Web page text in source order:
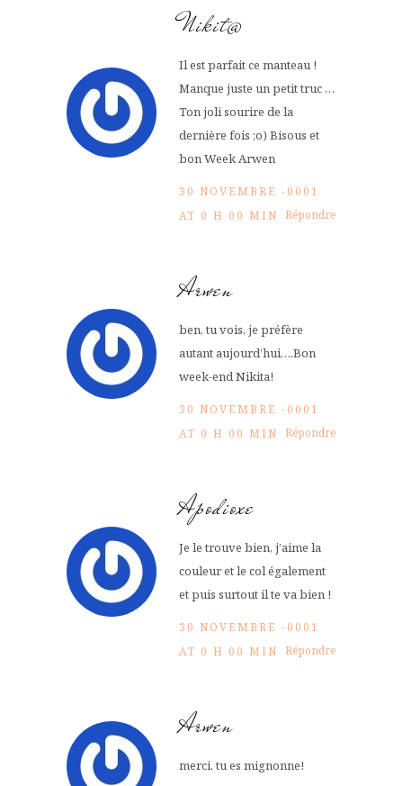
Nikit@
Il est parfait ce manteau !
Manque juste un petit truc …
Ton joli sourire de la
dernière fois ;o) Bisous et
bon Week Arwen
30 NOVEMBRE -0001
AT 0 H 00 MIN Répondre
Arwen
ben, tu vois, je préfère
autant aujourd’hui….Bon
week-end Nikita!
30 NOVEMBRE -0001
AT 0 H 00 MIN Répondre
Apodioxe
Je le trouve bien, j’aime la
couleur et le col également
et puis surtout il te va bien !
30 NOVEMBRE -0001
AT 0 H 00 MIN Répondre
Arwen
merci, tu es mignonne!